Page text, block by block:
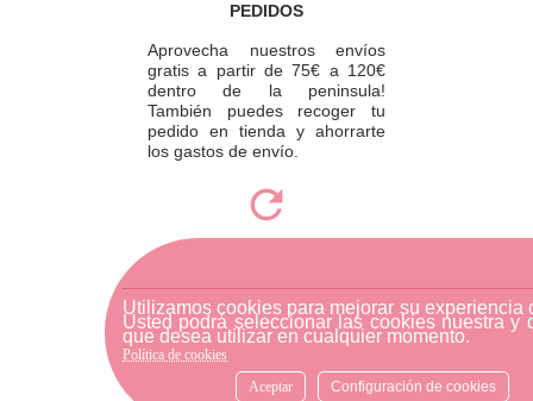
Utilizamos cookies para mejorar su experiencia
Usted podrá seleccionar las cookies nuestra y
que desea utilizar en cualquier momento.
Política de cookies
Aceptar
Configuración de cookies
PEDIDOS
Aprovecha nuestros envíos
gratis a partir de 75€ a 120€
dentro de la peninsula!
También puedes recoger tu
pedido en tienda y ahorrarte
los gastos de envío.
Para realizar una devolución,
por favor envíe su pedido a
través de una empresa de
mensajería o diríjase a la
tienda física más cercana.